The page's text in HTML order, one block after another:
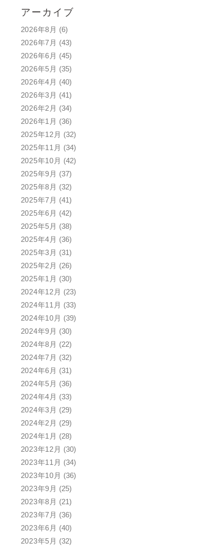
アーカイブ
2026年8月 (6)
2026年7月 (43)
2026年6月 (45)
2026年5月 (35)
2026年4月 (40)
2026年3月 (41)
2026年2月 (34)
2026年1月 (36)
2025年12月 (32)
2025年11月 (34)
2025年10月 (42)
2025年9月 (37)
2025年8月 (32)
2025年7月 (41)
2025年6月 (42)
2025年5月 (38)
2025年4月 (36)
2025年3月 (31)
2025年2月 (26)
2025年1月 (30)
2024年12月 (23)
2024年11月 (33)
2024年10月 (39)
2024年9月 (30)
2024年8月 (22)
2024年7月 (32)
2024年6月 (31)
2024年5月 (36)
2024年4月 (33)
2024年3月 (29)
2024年2月 (29)
2024年1月 (28)
2023年12月 (30)
2023年11月 (34)
2023年10月 (36)
2023年9月 (25)
2023年8月 (21)
2023年7月 (36)
2023年6月 (40)
2023年5月 (32)